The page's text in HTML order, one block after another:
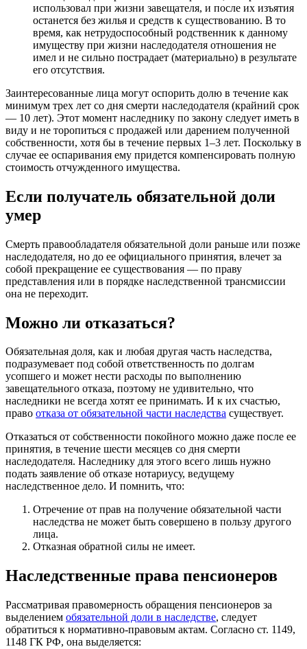
использовал при жизни завещателя, и после их изъятия
останется без жилья и средств к существованию. В то
время, как нетрудоспособный родственник к данному
имуществу при жизни наследодателя отношения не
имел и не сильно пострадает (материально) в результате
его отсутствия.
Заинтересованные лица могут оспорить долю в течение как
минимум трех лет со дня смерти наследодателя (крайний срок
— 10 лет). Этот момент наследнику по закону следует иметь в
виду и не торопиться с продажей или дарением полученной
собственности, хотя бы в течение первых 1–3 лет. Поскольку в
случае ее оспаривания ему придется компенсировать полную
стоимость отчужденного имущества.
Если получатель обязательной доли
умер
Смерть правообладателя обязательной доли раньше или позже
наследодателя, но до ее официального принятия, влечет за
собой прекращение ее существования — по праву
представления или в порядке наследственной трансмиссии
она не переходит.
Можно ли отказаться?
Обязательная доля, как и любая другая часть наследства,
подразумевает под собой ответственность по долгам
усопшего и может нести расходы по выполнению
завещательного отказа, поэтому не удивительно, что
наследники не всегда хотят ее принимать. И к их счастью,
право отказа от обязательной части наследства существует.
Отказаться от собственности покойного можно даже после ее
принятия, в течение шести месяцев со дня смерти
наследодателя. Наследнику для этого всего лишь нужно
подать заявление об отказе нотариусу, ведущему
наследственное дело. И помнить, что:
Отречение от прав на получение обязательной части
наследства не может быть совершено в пользу другого
лица.
Отказная обратной силы не имеет.
Наследственные права пенсионеров
Рассматривая правомерность обращения пенсионеров за
выделением обязательной доли в наследстве, следует
обратиться к нормативно-правовым актам. Согласно ст. 1149,
1148 ГК РФ, она выделяется: